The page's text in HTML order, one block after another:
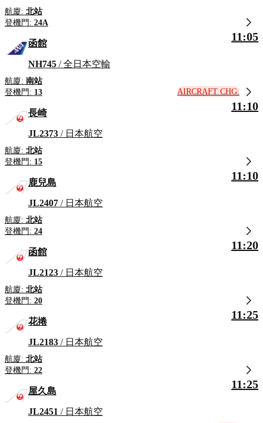
航廈: 北站
登機門: 24A
函館
NH745 / 全日本空輸
航廈: 南站
登機門: 13
11:05
AIRCRAFT CHG.
長崎
JL2373 / 日本航空
航廈: 北站
登機門: 15
11:10
鹿兒島
JL2407 / 日本航空
航廈: 北站
登機門: 24
11:10
函館
JL2123 / 日本航空
航廈: 北站
登機門: 20
11:20
花捲
JL2183 / 日本航空
航廈: 北站
登機門: 22
11:25
屋久島
JL2451 / 日本航空
11:25